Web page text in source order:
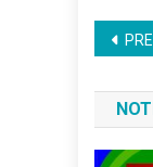
de
PRESIDENTE